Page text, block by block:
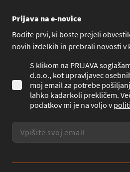
Prijava na e-novice
Bodite prvi, ki boste prejeli
novih izdelkih in prebrali novosti v
S klikom na PRIJAVA
d.o.o., kot upravljavec
moj email za potrebe
lahko kadarkoli prekličem.
podatkov mi je na voljo v